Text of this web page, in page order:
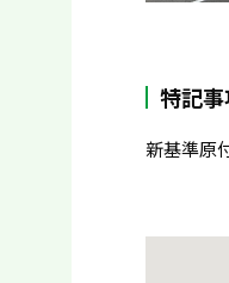
特記
新基準原